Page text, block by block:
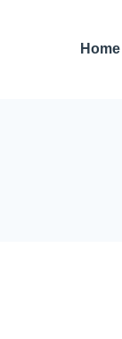
Home